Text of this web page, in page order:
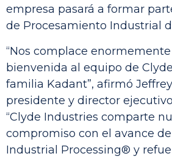
empresa pasará a formar
de Procesamiento Industrial
“Nos complace
bienvenida al equipo de
familia Kadant”, afirmó
presidente y director
“Clyde Industries comparte
compromiso con el avance
Industrial Processing® y